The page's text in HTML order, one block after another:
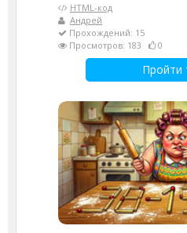
HTML-код
Андрей
Прохождений: 15
Просмотров: 183
0
Пройти